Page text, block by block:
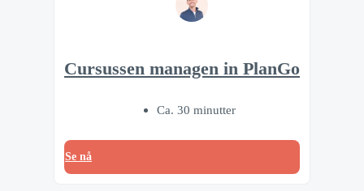
Cursussen managen in PlanGo
Ca. 30 minutter
Se nå